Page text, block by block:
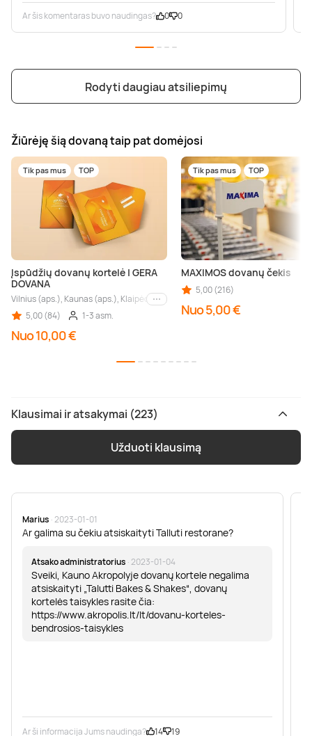
Ar šis komentaras buvo naudingas? 0 0
Rodyti daugiau atsiliepimų
Žiūrėję šią dovaną taip pat domėjosi
Tik pas mus TOP
Įspūdžių dovanų kortelė | GERA
DOVANA
Vilnius (aps.), Kaunas (aps.), Klaipėda (aps.), Palanga (aps.), Nida (aps.),
Kiti miestai
5,00 (84)
1-3 asm.
Nuo 10,00 €
Tik pas mus TOP
MAXIMOS dovanų čekis
5,00 (216)
Nuo 5,00 €
Klausimai ir atsakymai (223)
Užduoti klausimą
Marius · 2023-01-01
Ar galima su čekiu atsiskaityti Talluti restorane?
Atsako administratorius · 2023-01-04
Sveiki, Kauno Akropolyje dovanų kortele negalima
atsiskaityti „Talutti Bakes & Shakes“, dovanų
kortelės taisykles rasite čia:
https://www.akropolis.lt/lt/dovanu-korteles-
bendrosios-taisykles
Ar ši informacija Jums naudinga? 14 19